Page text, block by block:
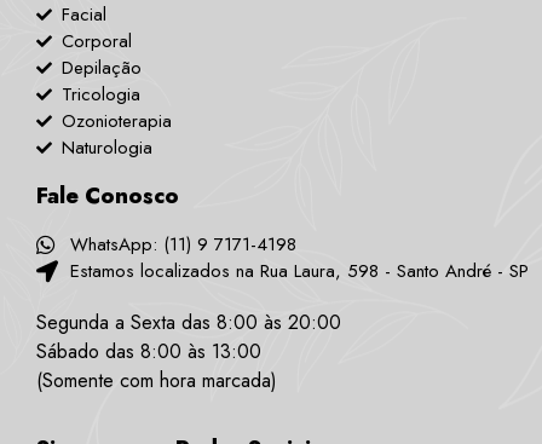
Facial
Corporal
Depilação
Tricologia
Ozonioterapia
Naturologia
Fale Conosco
WhatsApp: (11) 9 7171-4198
Estamos localizados na Rua Laura, 598 - Santo André - SP
Segunda a Sexta das 8:00 às 20:00
Sábado das 8:00 às 13:00
(Somente com hora marcada)